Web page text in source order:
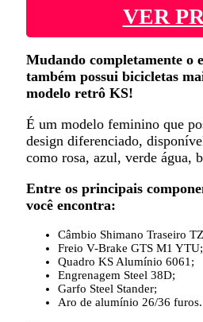
VER
Mudando completamente o
também possui bicicletas
modelo retrô KS!
É um modelo feminino que
design diferenciado,
como rosa, azul, verde água,
Entre os principais
você encontra:
Câmbio Shimano Traseiro
Freio V-Brake GTS M1 YTU;
Quadro KS Alumínio 6061;
Engrenagem Steel 38D;
Garfo Steel Stander;
Aro de alumínio 26/36 furos.